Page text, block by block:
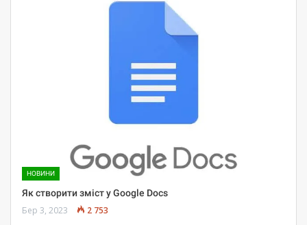
НОВИНИ
Як створити зміст у Google Docs
Бер 3, 2023 2 753